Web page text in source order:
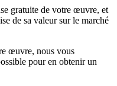
gratuite de votre œuvre, et
de sa valeur sur le marché
œuvre, nous vous
pour en obtenir un